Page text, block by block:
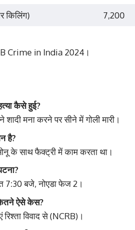
किलिंग) 7,200
Crime in India 2024।
कैसे हुई?
शादी मना करने पर सीने में गोली मारी।
है?
के साथ फैक्ट्री में काम करता था।
7:30 बजे, नोएडा फेज 2।
ऐसे केस?
रिश्ता विवाद से (NCRB)।